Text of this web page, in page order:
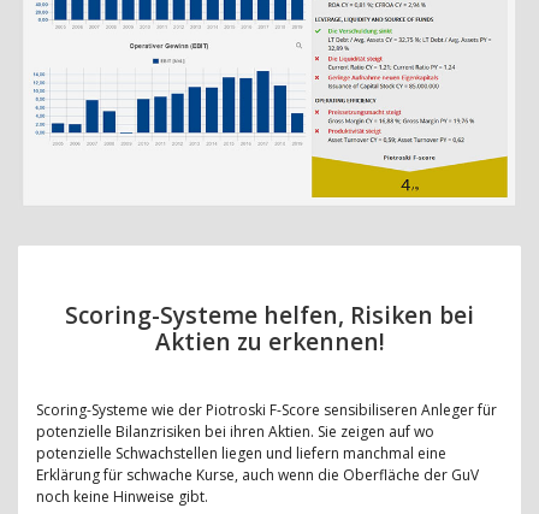
Scoring-Systeme helfen, Risiken bei
Aktien zu erkennen!
Scoring-Systeme wie der Piotroski F-Score sensibiliseren Anleger für
potenzielle Bilanzrisiken bei ihren Aktien. Sie zeigen auf wo
potenzielle Schwachstellen liegen und liefern manchmal eine
Erklärung für schwache Kurse, auch wenn die Oberfläche der GuV
noch keine Hinweise gibt.